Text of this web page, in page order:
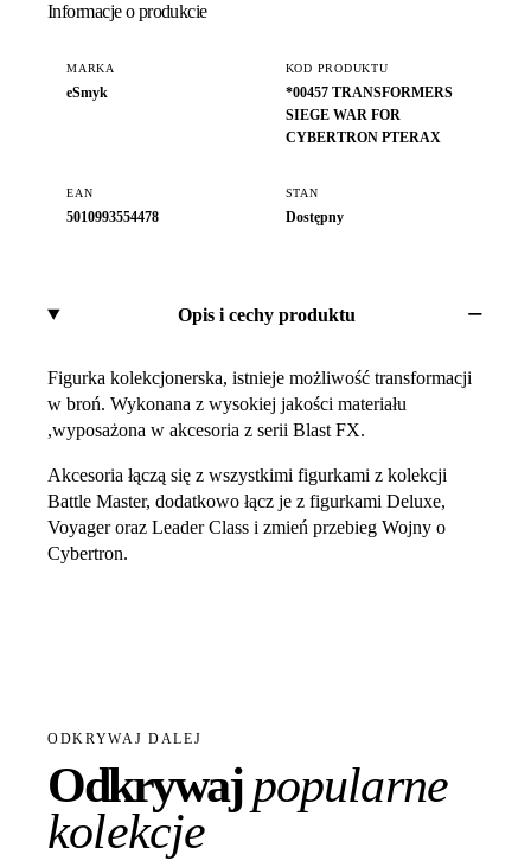
Informacje o produkcie
MARKA
eSmyk
KOD PRODUKTU
*00457 TRANSFORMERS
SIEGE WAR FOR
CYBERTRON PTERAX
EAN
5010993554478
STAN
Dostępny
Opis i cechy produktu
Figurka kolekcjonerska, istnieje możliwość transformacji
w broń. Wykonana z wysokiej jakości materiału
,wyposażona w akcesoria z serii Blast FX.
Akcesoria łączą się z wszystkimi figurkami z kolekcji
Battle Master, dodatkowo łącz je z figurkami Deluxe,
Voyager oraz Leader Class i zmień przebieg Wojny o
Cybertron.
ODKRYWAJ DALEJ
Odkrywajpopularne
kolekcje